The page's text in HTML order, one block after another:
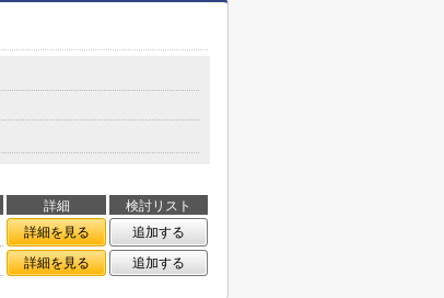
詳細 検討リスト
詳細を見る
追加する
詳細を見る 追加する